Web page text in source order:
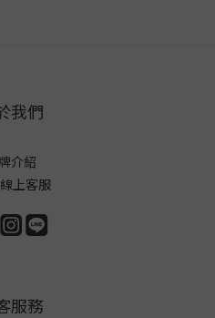
我們
介紹
上客服
服務